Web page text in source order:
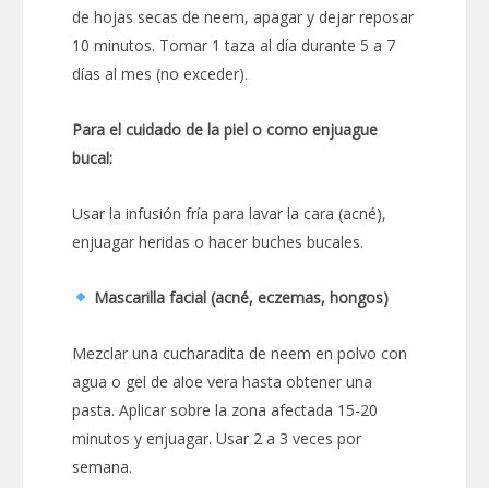
de hojas secas de neem, apagar y dejar reposar
10 minutos. Tomar 1 taza al día durante 5 a 7
días al mes (no exceder).
Para el cuidado de la piel o como enjuague
bucal:
Usar la infusión fría para lavar la cara (acné),
enjuagar heridas o hacer buches bucales.
Mascarilla facial (acné, eczemas, hongos)
Mezclar una cucharadita de neem en polvo con
agua o gel de aloe vera hasta obtener una
pasta. Aplicar sobre la zona afectada 15-20
minutos y enjuagar. Usar 2 a 3 veces por
semana.